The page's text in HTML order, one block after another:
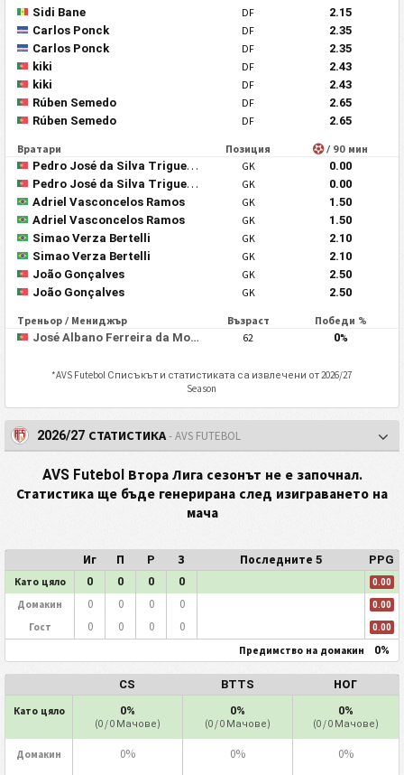
Sidi Bane
DF
2.15
Carlos Ponck
DF
2.35
Carlos Ponck
DF
2.35
kiki
DF
2.43
kiki
DF
2.43
Rúben Semedo
DF
2.65
Rúben Semedo
DF 2.65
Вратари Позиция / 90 мин
Pedro José da Silva Trigueira GK
0.00
Pedro José da Silva Trigueira
GK
0.00
Adriel Vasconcelos Ramos
GK
1.50
Adriel Vasconcelos Ramos
GK
1.50
Simao Verza Bertelli
GK
2.10
Simao Verza Bertelli
GK
2.10
João Gonçalves
GK
2.50
João Gonçalves
GK 2.50
Треньор / Мениджър Възраст Победи %
José Albano Ferreira da Mota 62 0%
*AVS Futebol Списъкът и статистиката са извлечени от 2026/27
Season
2026/27 СТАТИСТИКА- AVS FUTEBOL
AVS Futebol Втора Лига сезонът не е започнал.
Статистика ще бъде генерирана след изиграването на
мача
Иг П P З Последните 5 PPG
Като цяло 0 0 0 0 0.00
Домакин 0 0 0 0 0.00
Гост 0 0 0 0 0.00
Предимство на домакин 0%
CS BTTS НОГ
Като цяло 0%
(0 / 0 Мачове)
0%
(0 / 0 Мачове)
0%
(0 / 0 Мачове)
Домакин 0% 0% 0%